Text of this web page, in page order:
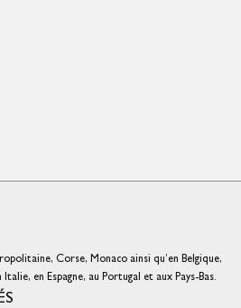
Corse, Monaco ainsi qu’en Belgique,
en Espagne, au Portugal et aux Pays-Bas.